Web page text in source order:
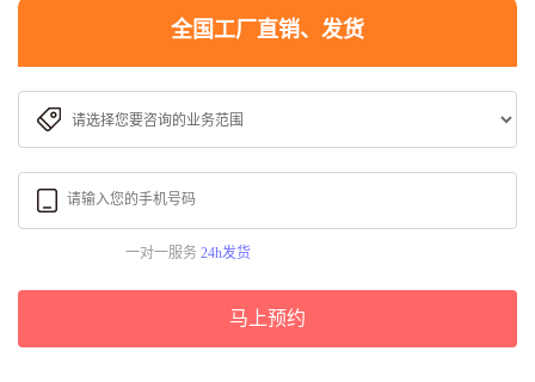
全国工厂直销、发货
一对一服务 24h发货
马上预约